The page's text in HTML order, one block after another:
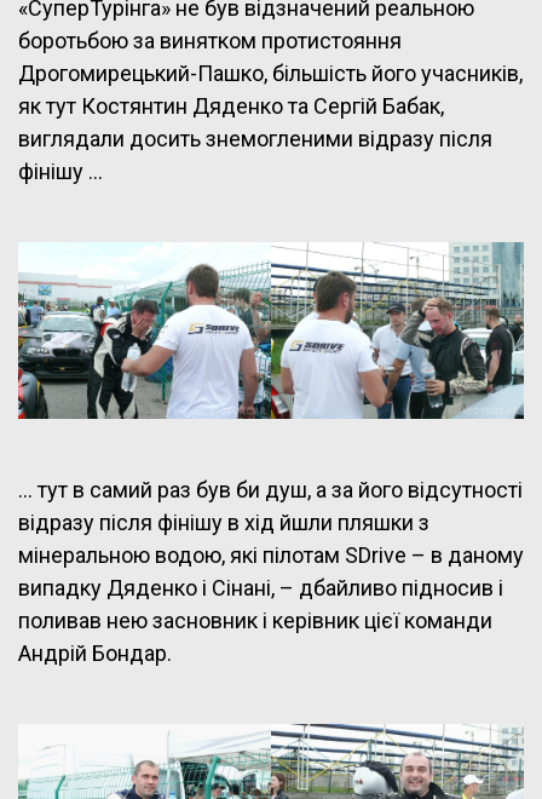
«СуперТурінга» не був відзначений реальною
боротьбою за винятком протистояння
Дрогомирецький-Пашко, більшість його учасників,
як тут Костянтин Дяденко та Сергій Бабак,
виглядали досить знемогленими відразу після
фінішу …
… тут в самий раз був би душ, а за його відсутності
відразу після фінішу в хід йшли пляшки з
мінеральною водою, які пілотам SDrive – в даному
випадку Дяденко і Сінані, – дбайливо підносив і
поливав нею засновник і керівник цієї команди
Андрій Бондар.